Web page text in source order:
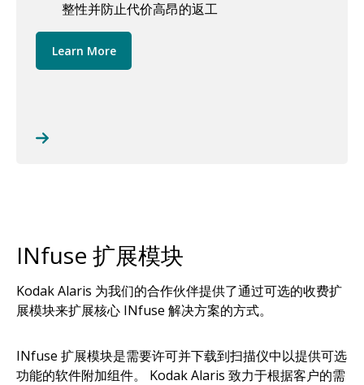
整性并防止代价高昂的返工
Learn More
INfuse 扩展模块
Kodak Alaris 为我们的合作伙伴提供了通过可选的收费扩
展模块来扩展核心 INfuse 解决方案的方式。
INfuse 扩展模块是需要许可并下载到扫描仪中以提供可选
功能的软件附加组件。 Kodak Alaris 致力于根据客户的需